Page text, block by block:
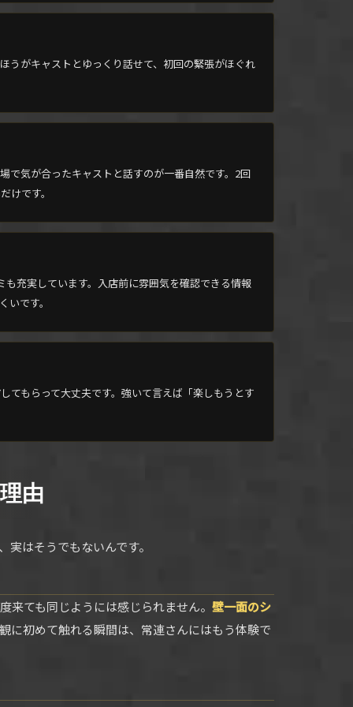
うがキャストとゆっくり話せて、初回の緊張がほぐれ
で気が合ったキャストと話すのが一番自然です。2回
けです。
も充実しています。入店前に雰囲気を確認できる情報
です。
てもらって大丈夫です。強いて言えば「楽しもうとす
由
はそうでもないんです。
ても同じようには感じられません。 壁一面のシ
初めて触れる瞬間は、常連さんにはもう体験で